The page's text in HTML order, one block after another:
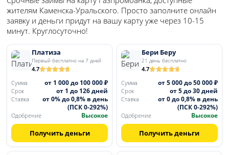
жителям Каменска-Уральского. Просто заполните онлайн
заявку и деньги придут на вашу карту уже через 10-15
минут. Круглосуточно!
Платиза
Первый бесплатно на 7 дней
4.7
Сумма
от 1 000 до 100 000 ₽
Срок от 1 до 126 дней
Ставка
от 0% до 0,8% в день
(ПСК 0-292%)
Одобрение Высокое
Получить деньги
Бери Беру
21 день бесплатно
4.7
Сумма
от 5 000 до 50 000 ₽
Срок от 5 до 30 дней
Ставка
от 0 до 0,8% в день
(ПСК 0-292%)
Одобрение Высокое
Получить деньги